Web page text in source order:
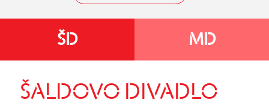
ŠD MD
ŠALDOVO DIVADLO